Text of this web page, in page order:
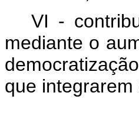
VI -
mediante o
que